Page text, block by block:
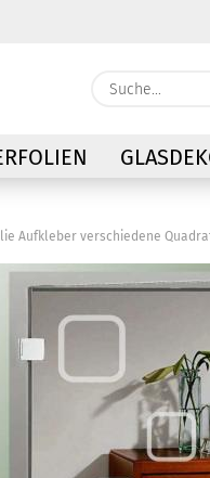
Aufkleber verschiedene